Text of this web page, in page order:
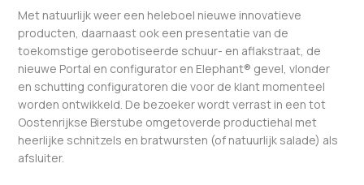
Met natuurlijk weer een heleboel nieuwe innovatieve
producten, daarnaast ook een presentatie van de
toekomstige gerobotiseerde schuur- en aflakstraat, de
nieuwe Portal en configurator en Elephant® gevel, vlonder
en schutting configuratoren die voor de klant momenteel
worden ontwikkeld. De bezoeker wordt verrast in een tot
Oostenrijkse Bierstube omgetoverde productiehal met
heerlijke schnitzels en bratwursten (of natuurlijk salade) als
afsluiter.